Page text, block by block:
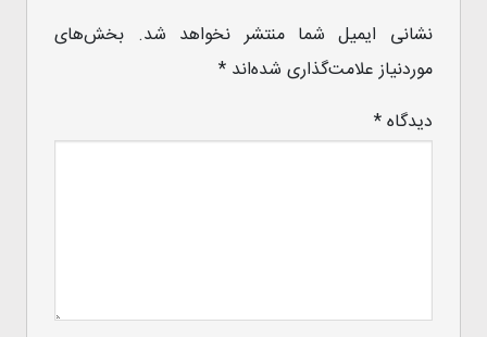
نشانی ایمیل شما منتشر نخواهد شد. بخش‌های
موردنیاز علامت‌گذاری شده‌اند*
دیدگاه*